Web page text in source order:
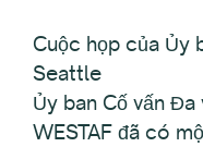
Cuộc họp của Ủy
Seattle
Ủy ban Cố vấn Đa
WESTAF đã có